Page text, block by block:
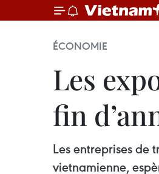
ÉCONOMIE
Les
fin
Les entreprises de
vietnamienne,